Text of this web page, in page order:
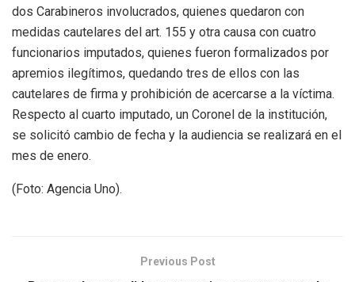
dos Carabineros involucrados, quienes quedaron con
medidas cautelares del art. 155 y otra causa con cuatro
funcionarios imputados, quienes fueron formalizados por
apremios ilegítimos, quedando tres de ellos con las
cautelares de firma y prohibición de acercarse a la víctima.
Respecto al cuarto imputado, un Coronel de la institución,
se solicitó cambio de fecha y la audiencia se realizará en el
mes de enero.
(Foto: Agencia Uno).
Previous Post